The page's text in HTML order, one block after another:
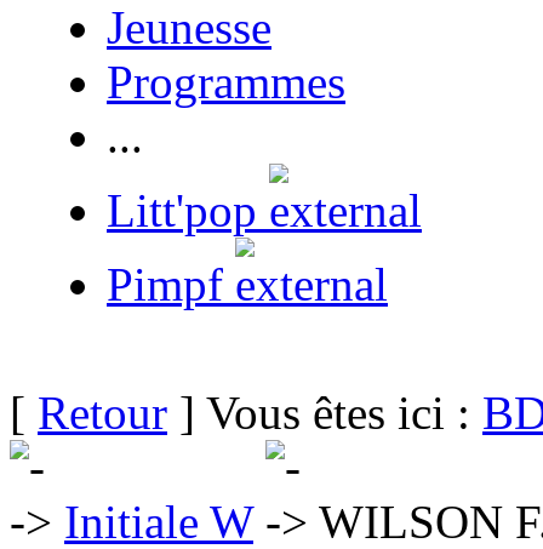
Jeunesse
Programmes
...
Litt'pop
Pimpf
[ Retour ] Vous êtes ici :
Initiale W
WILSON